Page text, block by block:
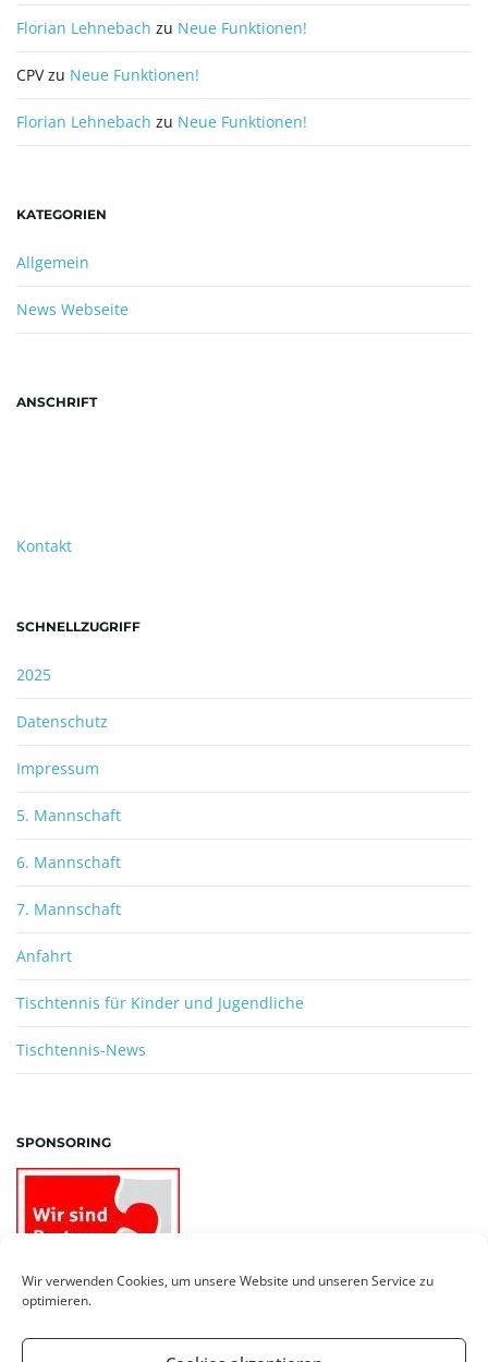
Wir verwenden Cookies, um unsere Website und unseren Service zu
optimieren.
Florian Lehnebach zu Neue Funktionen!
CPVzu Neue Funktionen!
Florian Lehnebach zu Neue Funktionen!
KATEGORIEN
Allgemein
News Webseite
ANSCHRIFT
Kontakt
SCHNELLZUGRIFF
2025
Datenschutz
Impressum
5. Mannschaft
6. Mannschaft
7. Mannschaft
Anfahrt
Tischtennis für Kinder und Jugendliche
Tischtennis-News
SPONSORING